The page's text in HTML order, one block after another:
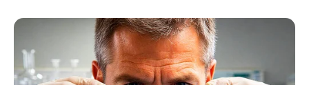
LCS-3 USS Fort Worth Freedom
LCS-4 USS Coronado Independence
LCS-5 USS Milwaukee Freedom
LCS-6 USS Jackson Independence